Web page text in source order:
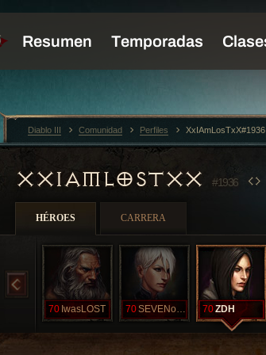
XXIAMLOSTXX #1936
HÉROES CARRERA
70 IwasLOST 70 SEVENone 70ZDH
Diablo III Comunidad Perfiles XxIAmLosTxX#1936